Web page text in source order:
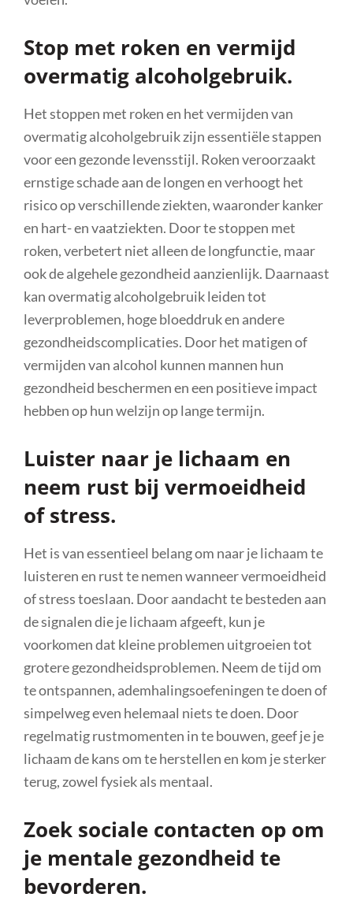
Stop met roken en vermijd
overmatig alcoholgebruik.
Het stoppen met roken en het vermijden van
overmatig alcoholgebruik zijn essentiële stappen
voor een gezonde levensstijl. Roken veroorzaakt
ernstige schade aan de longen en verhoogt het
risico op verschillende ziekten, waaronder kanker
en hart- en vaatziekten. Door te stoppen met
roken, verbetert niet alleen de longfunctie, maar
ook de algehele gezondheid aanzienlijk. Daarnaast
kan overmatig alcoholgebruik leiden tot
leverproblemen, hoge bloeddruk en andere
gezondheidscomplicaties. Door het matigen of
vermijden van alcohol kunnen mannen hun
gezondheid beschermen en een positieve impact
hebben op hun welzijn op lange termijn.
Luister naar je lichaam en
neem rust bij vermoeidheid
of stress.
Het is van essentieel belang om naar je lichaam te
luisteren en rust te nemen wanneer vermoeidheid
of stress toeslaan. Door aandacht te besteden aan
de signalen die je lichaam afgeeft, kun je
voorkomen dat kleine problemen uitgroeien tot
grotere gezondheidsproblemen. Neem de tijd om
te ontspannen, ademhalingsoefeningen te doen of
simpelweg even helemaal niets te doen. Door
regelmatig rustmomenten in te bouwen, geef je je
lichaam de kans om te herstellen en kom je sterker
terug, zowel fysiek als mentaal.
Zoek sociale contacten op om
je mentale gezondheid te
bevorderen.